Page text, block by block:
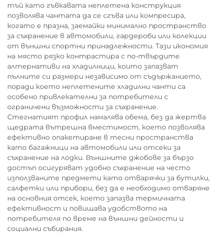
тъй като гъвкавата неплетена конструкция
позволява чантата да се сгъва или компресира,
когато е празна, заемайки минимално пространство
за съхранение в автомобили, гардероби или колекции
от външни спортни принадлежности. Тази икономия
на място рязко контрастира с по-твърдите
алтернативи на хладилници, които запазват
пълните си размери независимо от съдържанието,
поради което неплетените хладилни чанти са
особено привлекателни за потребители с
ограничени възможности за съхранение.
Стегнатият профил намалява обема, без да жертва
щедрата вътрешна вместимост, което позволява
ефективно опакетиране в тесни пространства
като багажници на автомобили или отсеки за
съхранение на лодки. Външните джобове за бързо
достъп осигуряват удобно съхранение на често
използваните предмети като отварячки за бутилки,
салфетки или прибори, без да е необходимо отваряне
на основния отсек, което запазва термичната
ефективност и повишава удобството на
потребителя по време на външни дейности и
социални събирания.